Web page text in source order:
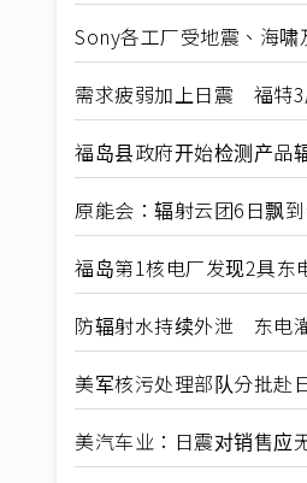
Sony各工厂受地震、海
需求疲弱加上日震 福特3
福岛县政府开始检测产品
原能会：辐射云团6日飘
福岛第1核电厂发现2具东
防辐射水持续外泄 东电
美军核污处理部队分批
美汽车业：日震对销售应